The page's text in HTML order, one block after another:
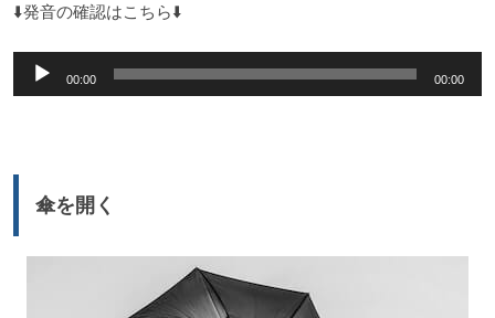
⬇️発音の確認はこちら⬇️
声
ー
00:00 00:00
傘を開く